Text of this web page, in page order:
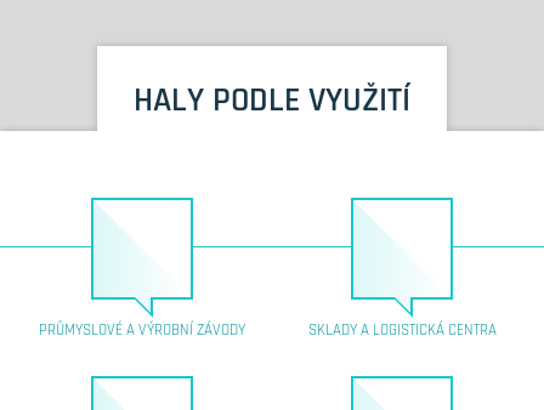
HALY PODLE VYUŽITÍ
PRŮMYSLOVÉ A VÝROBNÍ ZÁVODY SKLADY A LOGISTICKÁ CENTRA